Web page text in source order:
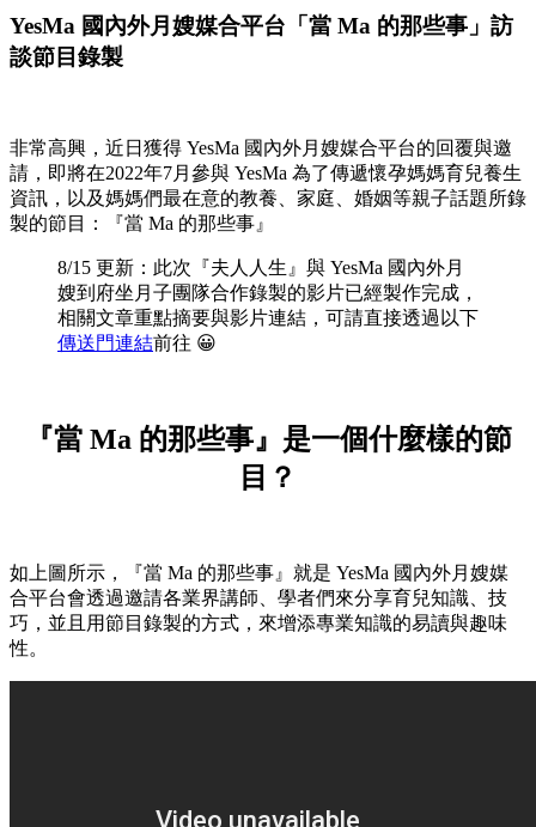
YesMa 國內外月嫂媒合平台「當 Ma 的那些事」訪
談節目錄製
非常高興，近日獲得 YesMa 國內外月嫂媒合平台的回覆與邀
請，即將在2022年7月參與 YesMa 為了傳遞懷孕媽媽育兒養生
資訊，以及媽媽們最在意的教養、家庭、婚姻等親子話題所錄
製的節目：『當 Ma 的那些事』
8/15 更新：此次『夫人人生』與 YesMa 國內外月
嫂到府坐月子團隊合作錄製的影片已經製作完成，
相關文章重點摘要與影片連結，可請直接透過以下
傳送門連結前往 😀
『當 Ma 的那些事』是一個什麼樣的節
目？
如上圖所示，『當 Ma 的那些事』就是 YesMa 國內外月嫂媒
合平台會透過邀請各業界講師、學者們來分享育兒知識、技
巧，並且用節目錄製的方式，來增添專業知識的易讀與趣味
性。